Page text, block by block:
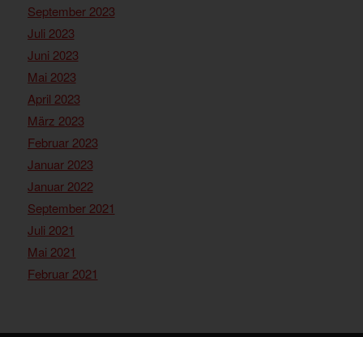
September 2023
Juli 2023
Juni 2023
Mai 2023
April 2023
März 2023
Februar 2023
Januar 2023
Januar 2022
September 2021
Juli 2021
Mai 2021
Februar 2021